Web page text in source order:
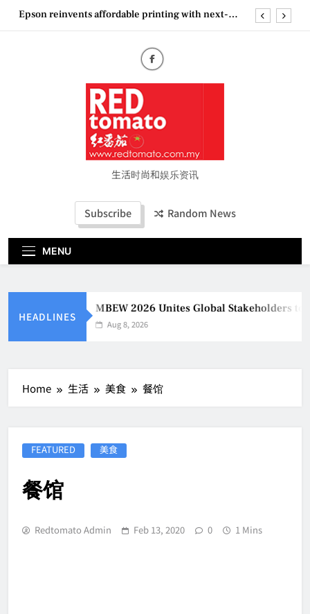
SkipEpson reinvents affordable printing with next-
MBEW 2026 Unites Global Stakeholders to Shape
the Future of Business Events
Vietjet Thailand Gears Up for Kuala Lumpur–
Bangkok Service Launch on9 October
Epson reinvents affordable printing with next-
generation EcoTank Series
Couture Fashion Week Malaysia 2026– Press
生活时尚和娱乐资讯
Subscribe Random News
MENU
HEADLINES
MBEW 2026 Unites Global Stakeholders to
Aug 8, 2026
Home 生活 美食 餐馆
FEATURED 美食
餐馆
Redtomato Admin Feb 13, 2020 0 1 Mins